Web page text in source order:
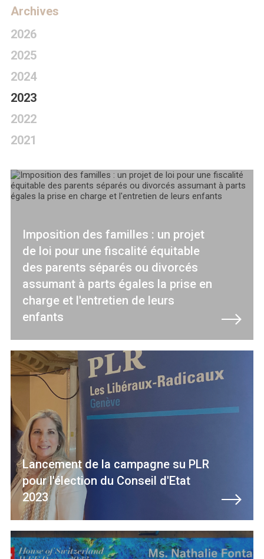
Archives
2026
2025
2024
2023
2022
2021
Imposition des familles : un projet
de loi pour une fiscalité équitable
des parents séparés ou divorcés
assumant à parts égales la prise en
charge et l'entretien de leurs
enfants
Lancement de la campagne su PLR
pour l'élection du Conseil d'Etat
2023